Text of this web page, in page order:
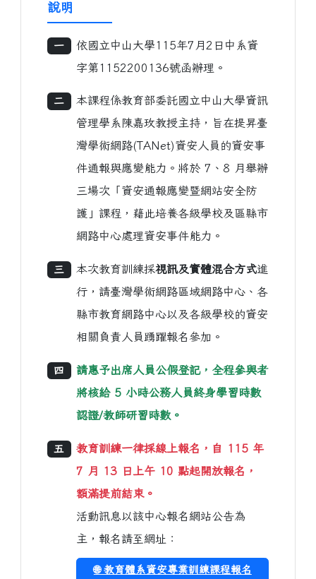
說明
一
依國立中山大學115年7月2日中系資
字第1152200136號函辦理。
二
本課程係教育部委託國立中山大學資訊
管理學系陳嘉玫教授主持，旨在提昇臺
灣學術網路(TANet)資安人員的資安事
件通報與應變能力。將於 7、8 月舉辦
三場次「資安通報應變暨網站安全防
護」課程，藉此培養各級學校及區縣市
網路中心處理資安事件能力。
三 本次教育訓練採視訊及實體混合方式進
行，請臺灣學術網路區域網路中心、各
縣市教育網路中心以及各級學校的資安
相關負責人員踴躍報名參加。
四
請惠予出席人員公假登記，全程參與者
將核給 5 小時公務人員終身學習時數
認證/教師研習時數。
五
教育訓練一律採線上報名，自 115 年
7 月 13 日上午 10 點起開放報名，
額滿提前結束。
活動訊息以該中心報名網站公告為
主，報名請至網址：
🌐 教育體系資安專業訓練課程報名